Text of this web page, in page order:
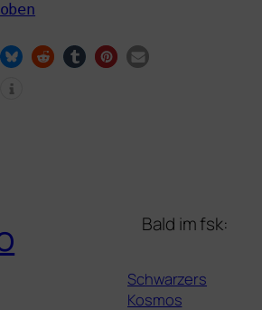
Bald im fsk:
Schwarzers
Kosmos